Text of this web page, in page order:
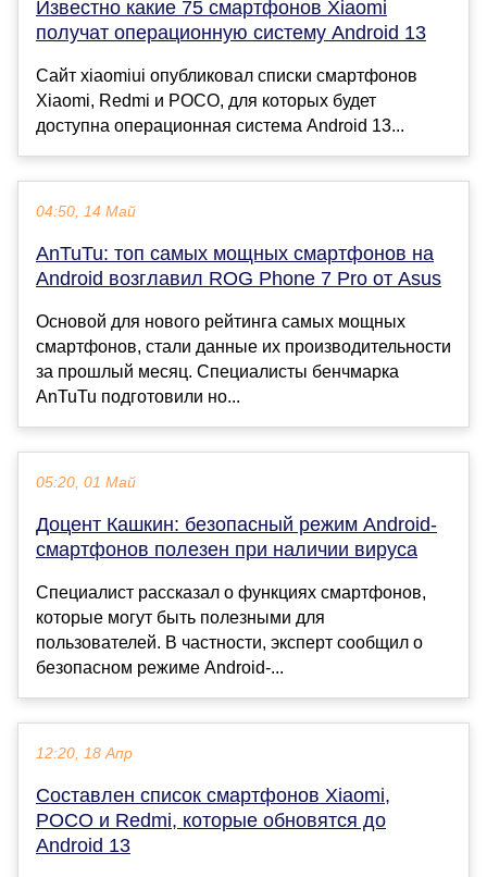
Известно какие 75 смартфонов Xiaomi
получат операционную систему Android 13
Сайт xiaomiui опубликовал списки смартфонов
Xiaomi, Redmi и POCO, для которых будет
доступна операционная система Android 13...
04:50, 14 Май
AnTuTu: топ самых мощных смартфонов на
Android возглавил ROG Phone 7 Pro от Asus
Основой для нового рейтинга самых мощных
смартфонов, стали данные их производительности
за прошлый месяц. Специалисты бенчмарка
AnTuTu подготовили но...
05:20, 01 Май
Доцент Кашкин: безопасный режим Android-
смартфонов полезен при наличии вируса
Специалист рассказал о функциях смартфонов,
которые могут быть полезными для
пользователей. В частности, эксперт сообщил о
безопасном режиме Android-...
12:20, 18 Апр
Составлен список смартфонов Xiaomi,
POCO и Redmi, которые обновятся до
Android 13